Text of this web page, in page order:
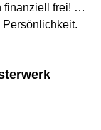
finanziell frei! …